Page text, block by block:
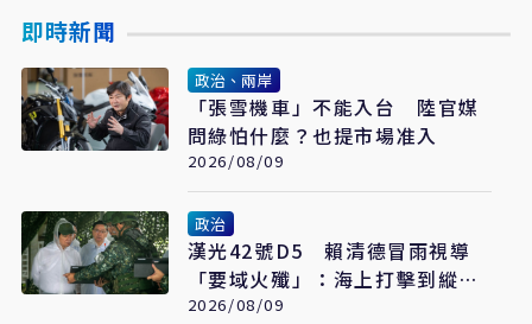
即時新聞
政治、兩岸
「張雪機車」不能入台 陸官媒
問綠怕什麼？也提市場准入
2026/08/09
政治
漢光42號D5 賴清德冒雨視導
「要域火殲」：海上打擊到縱深
防禦驗證整體戰力
2026/08/09